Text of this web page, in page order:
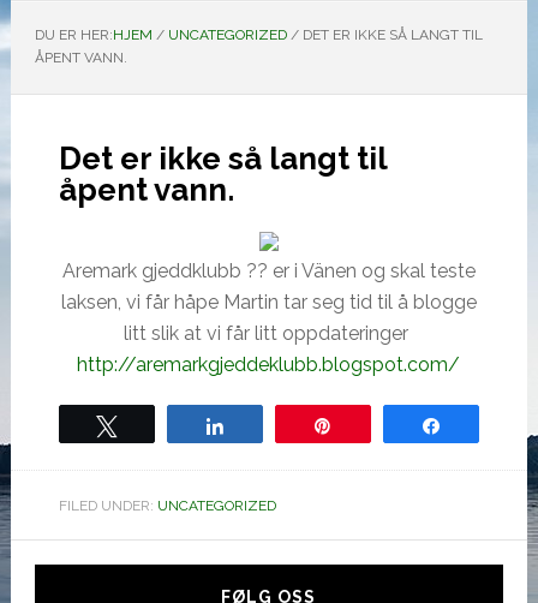
DU ER HER:HJEM / UNCATEGORIZED /DET ER IKKE SÅ LANGT TIL
ÅPENT VANN.
Det er ikke så langt til
åpent vann.
Aremark gjeddklubb ?? er i Vänen og skal teste
laksen, vi får håpe Martin tar seg tid til å blogge
litt slik at vi får litt oppdateringer
http://aremarkgjeddeklubb.blogspot.com/
FILED UNDER: UNCATEGORIZED
Hoved
FØLG OSS